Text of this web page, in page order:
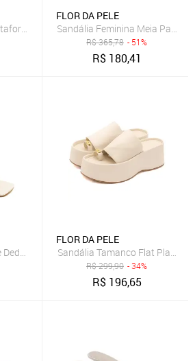
Cortiça Anabela Elegante Off White
FLOR DA PELE
Sandália Feminina Meia Pata
R$365,78 - 51%
R$ 180,41
Salto Baixo Fino 5412 Croco Off White
FLOR DA PELE
Sandália Tamanco Flat
R$299,90 - 34%
R$ 196,65